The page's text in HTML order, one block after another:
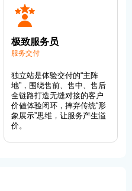
极致服务员
服务交付
独立站是体验交付的“主阵
地”，围绕售前、售中、售后
全链路打造无缝对接的客户
价値体验闭环，摔弃传统“形
象展示”思维，让服务产生溢
价。